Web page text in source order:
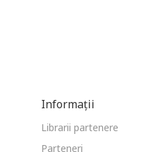
Informații
Librarii partenere
Parteneri